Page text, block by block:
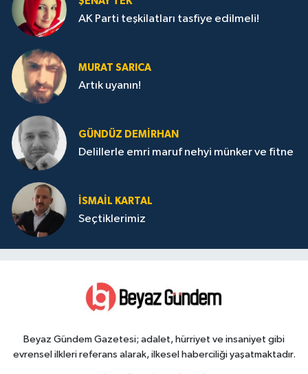
AK Parti teşkilatları tasfiye edilmeli!
MURAT SARICA
Artık uyanın!
GÜNDÜZ DEMIRHAN
Delillerle emri maruf nehyi münker ve fitne
İSMAIL KARTAL
Seçtiklerimiz
Beyaz Gündem Gazetesi; adalet, hürriyet ve insaniyet gibi
evrensel ilkleri referans alarak, ilkesel haberciliği yaşatmaktadır.